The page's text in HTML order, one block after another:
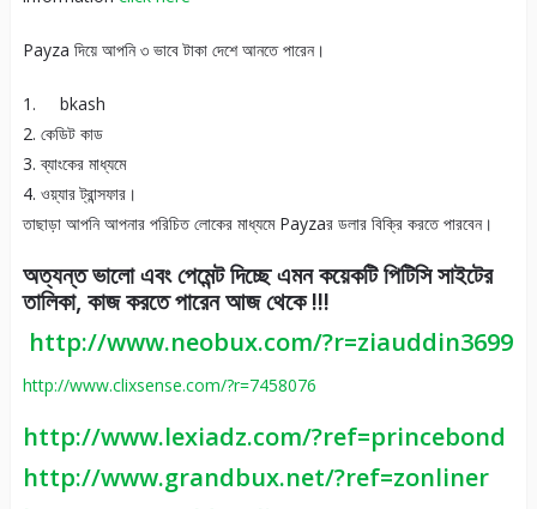
Payza দিয়ে আপনি ৩ ভাবে টাকা দেশে আনতে পারেন।
1. bkash
2. কেডিট কাড
3. ব্যাংকের মাধ্যমে
4. ওয়্যার ট্রান্সফার।
তাছাড়া আপনি আপনার পরিচিত লোকের মাধ্যমে Payzaর ডলার বিক্রি করতে পারবেন।
অত্যন্ত ভালো এবং পেমেন্ট দিচ্ছে এমন কয়েকটি পিটিসি সাইটের
তালিকা, কাজ করতে পারেন আজ থেকে !!!
http://www.neobux.com/?r=ziauddin3699
http://www.clixsense.com/?r=7458076
http://www.lexiadz.com/?ref=princebond
http://www.grandbux.net/?ref=zonliner